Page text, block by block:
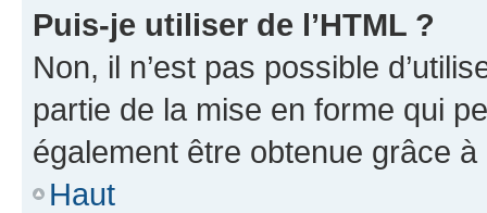
Puis-je utiliser de l’HTML ?
Non, il n’est pas possible
partie de la mise en forme qui
également être obtenue grâce à
Haut